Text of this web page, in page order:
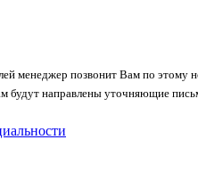
менеджер позвонит Вам по этому
будут направлены уточняющие